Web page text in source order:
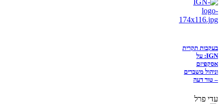
בעקבות תקרית
IGN: על
אסקפיזם
וניהול משברים
– טור דעה
עדי פרל